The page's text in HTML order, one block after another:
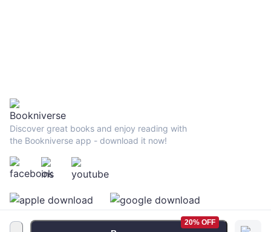
20% OFF
Discover great books and enjoy reading with
the Bookniverse app - download it now!